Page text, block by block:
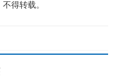
得转载。